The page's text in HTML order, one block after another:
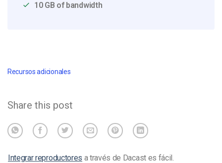
10 GB of bandwidth
Recursos adicionales
Share this post
Integrar reproductores a través de Dacast es fácil.